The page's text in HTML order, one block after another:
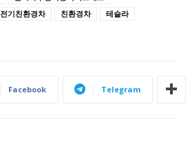
전기친환경차 친환경차
테슬라
Facebook Telegram